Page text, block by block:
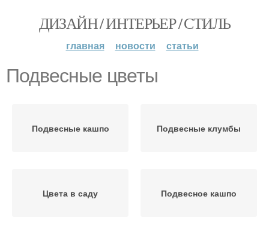
ДИЗАЙН / ИНТЕРЬЕР / СТИЛЬ
главная новости статьи
Подвесные цветы
Подвесные кашпо Подвесные клумбы
Цвета в саду Подвесное кашпо